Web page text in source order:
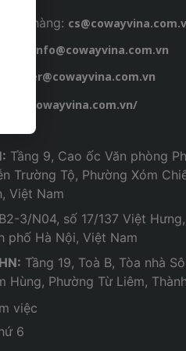
hàng:
info@cowayvina.com.vn
career@cowayvina.com.vn
cowayvina.com.vn/
Tầng 9, Cao ốc Văn phòng
Trường Tộ, Phường Xóm
Việt Nam
B2-3/N04, số 17/137 Việt
phố Hà Nội, Việt Nam
Tầng 19, Toà B, Tòa nhà
Hùng, Phường Từ Liêm,
việc
6